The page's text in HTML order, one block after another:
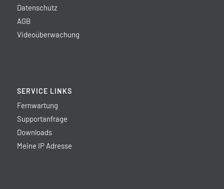
Datenschutz
AGB
Videoüberwachung
SERVICE LINKS
Fernwartung
Supportanfrage
Downloads
Meine IP Adresse